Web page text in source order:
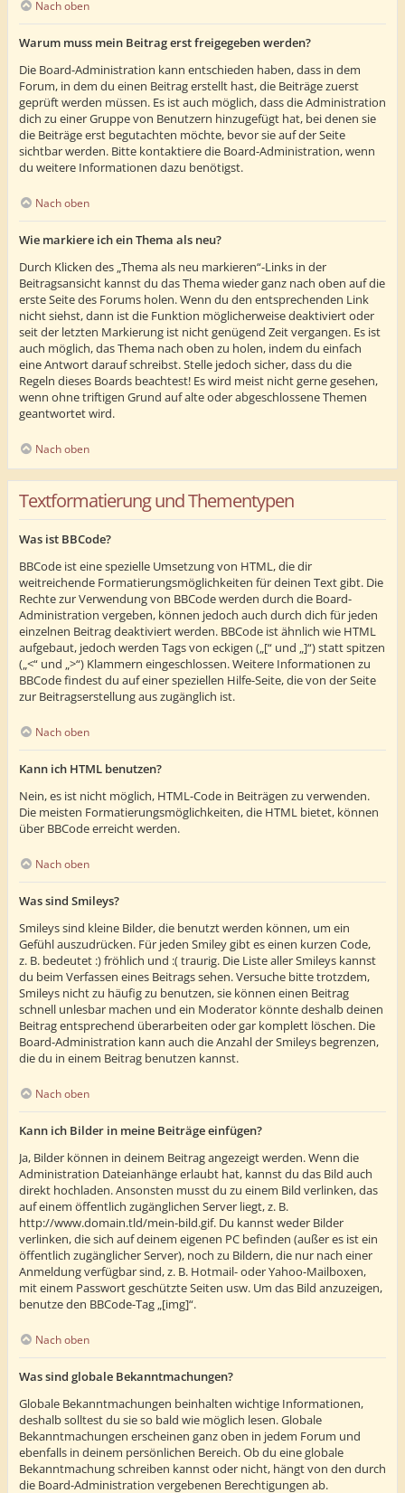
Nach oben
Warum muss mein Beitrag erst freigegeben werden?
Die Board-Administration kann entschieden haben, dass in dem
Forum, in dem du einen Beitrag erstellt hast, die Beiträge zuerst
geprüft werden müssen. Es ist auch möglich, dass die Administration
dich zu einer Gruppe von Benutzern hinzugefügt hat, bei denen sie
die Beiträge erst begutachten möchte, bevor sie auf der Seite
sichtbar werden. Bitte kontaktiere die Board-Administration, wenn
du weitere Informationen dazu benötigst.
Nach oben
Wie markiere ich ein Thema als neu?
Durch Klicken des „Thema als neu markieren“-Links in der
Beitragsansicht kannst du das Thema wieder ganz nach oben auf die
erste Seite des Forums holen. Wenn du den entsprechenden Link
nicht siehst, dann ist die Funktion möglicherweise deaktiviert oder
seit der letzten Markierung ist nicht genügend Zeit vergangen. Es ist
auch möglich, das Thema nach oben zu holen, indem du einfach
eine Antwort darauf schreibst. Stelle jedoch sicher, dass du die
Regeln dieses Boards beachtest! Es wird meist nicht gerne gesehen,
wenn ohne triftigen Grund auf alte oder abgeschlossene Themen
geantwortet wird.
Nach oben
Textformatierung und Thementypen
Was ist BBCode?
BBCode ist eine spezielle Umsetzung von HTML, die dir
weitreichende Formatierungsmöglichkeiten für deinen Text gibt. Die
Rechte zur Verwendung von BBCode werden durch die Board-
Administration vergeben, können jedoch auch durch dich für jeden
einzelnen Beitrag deaktiviert werden. BBCode ist ähnlich wie HTML
aufgebaut, jedoch werden Tags von eckigen („[“ und „]“) statt spitzen
(„<“ und „>“) Klammern eingeschlossen. Weitere Informationen zu
BBCode findest du auf einer speziellen Hilfe-Seite, die von der Seite
zur Beitragserstellung aus zugänglich ist.
Nach oben
Kann ich HTML benutzen?
Nein, es ist nicht möglich, HTML-Code in Beiträgen zu verwenden.
Die meisten Formatierungsmöglichkeiten, die HTML bietet, können
über BBCode erreicht werden.
Nach oben
Was sind Smileys?
Smileys sind kleine Bilder, die benutzt werden können, um ein
Gefühl auszudrücken. Für jeden Smiley gibt es einen kurzen Code,
z. B. bedeutet :) fröhlich und :( traurig. Die Liste aller Smileys kannst
du beim Verfassen eines Beitrags sehen. Versuche bitte trotzdem,
Smileys nicht zu häufig zu benutzen, sie können einen Beitrag
schnell unlesbar machen und ein Moderator könnte deshalb deinen
Beitrag entsprechend überarbeiten oder gar komplett löschen. Die
Board-Administration kann auch die Anzahl der Smileys begrenzen,
die du in einem Beitrag benutzen kannst.
Nach oben
Kann ich Bilder in meine Beiträge einfügen?
Ja, Bilder können in deinem Beitrag angezeigt werden. Wenn die
Administration Dateianhänge erlaubt hat, kannst du das Bild auch
direkt hochladen. Ansonsten musst du zu einem Bild verlinken, das
auf einem öffentlich zugänglichen Server liegt, z. B.
http://www.domain.tld/mein-bild.gif. Du kannst weder Bilder
verlinken, die sich auf deinem eigenen PC befinden (außer es ist ein
öffentlich zugänglicher Server), noch zu Bildern, die nur nach einer
Anmeldung verfügbar sind, z. B. Hotmail- oder Yahoo-Mailboxen,
mit einem Passwort geschützte Seiten usw. Um das Bild anzuzeigen,
benutze den BBCode-Tag „[img]“.
Nach oben
Was sind globale Bekanntmachungen?
Globale Bekanntmachungen beinhalten wichtige Informationen,
deshalb solltest du sie so bald wie möglich lesen. Globale
Bekanntmachungen erscheinen ganz oben in jedem Forum und
ebenfalls in deinem persönlichen Bereich. Ob du eine globale
Bekanntmachung schreiben kannst oder nicht, hängt von den durch
die Board-Administration vergebenen Berechtigungen ab.